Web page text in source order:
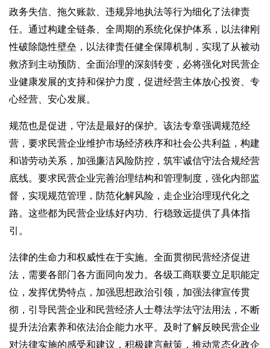
政务失信、拖欠账款、违规异地执法等行为细化了法律责
任。通过构建全链条、全周期的系统化保护体系，以法律刚
性破除隐性壁垒，以法律责任健全保障机制，实现了从被动
救济到主动预防、全面治理的深刻转变，必将强化对民营企
业健康发展的支持和保护力度，促进经营主体放心投资、专
心经营、安心发展。
规范也是促进，守法是最好的保护。该法专章强调规范经
营，要求民营企业维护市场经济秩序和社会公共利益，构建
和谐劳动关系，加强廉洁风险防控，筑牢诚信守法合规经营
底线。要求民营企业完善治理结构和管理制度，强化内部监
督，实现规范管理，防范化解风险，走企业治理现代化之
路。这些都为民营企业练好内功、行稳致远提供了具体指
引。
法律的生命力和权威性在于实施。全面贯彻民营经济促进
法，需要各部门各方面同向发力。各级工商联要立足职能定
位，发挥优势特点，加强思想政治引领，加强法律宣传贯
彻，引导民营企业和民营经济人士尊法学法守法用法，不断
提升法治素养和依法治企能力水平。及时了解反映民营企业
对法律实施的感受和建议，积极建言献策，推动常态化政企